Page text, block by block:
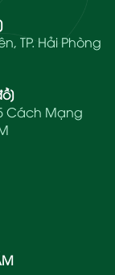
TP. Hải Phòng
Cách Mạng